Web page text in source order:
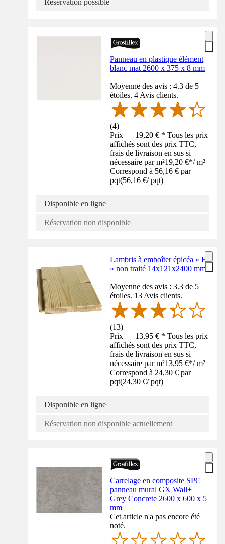
Panneau en plastique élément
blanc mat 2600 x 375 x 8 mm
Moyenne des avis : 4.3 de 5
étoiles. 4 Avis clients.
(4)
Prix — 19,20 € * Tous les prix
affichés sont des prix TTC,
frais de livraison en sus si
nécessaire par m²19,20 €*/ m²
Correspond à 56,16 € par
pqt(56,16 €/ pqt)
Disponible en ligne
Réservation non disponible
Lambris à emboîter épicéa « B
» non traité 14x121x2400 mm
Moyenne des avis : 3.3 de 5
étoiles. 13 Avis clients.
(13)
Prix — 13,95 € * Tous les prix
affichés sont des prix TTC,
frais de livraison en sus si
nécessaire par m²13,95 €*/ m²
Correspond à 24,30 € par
pqt(24,30 €/ pqt)
Disponible en ligne
Réservation non disponible actuellement
Carrelage en composite SPC
panneau mural GX Wall+
Grey Concrete 2600 x 600 x 5
mm
Cet article n'a pas encore été
noté.